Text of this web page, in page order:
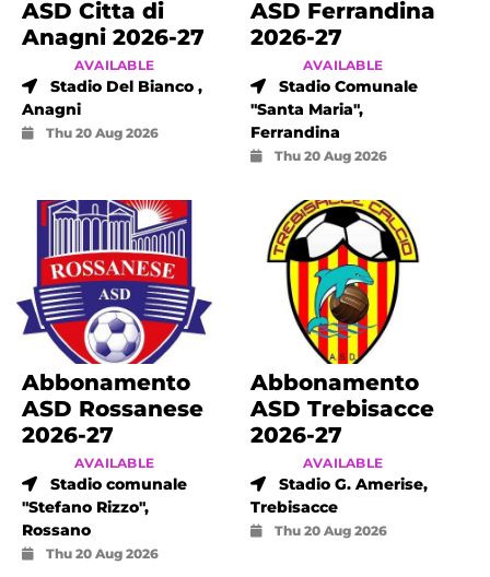
ASD Citta di
Anagni 2026-27
AVAILABLE
Stadio Del Bianco ,
Anagni
Thu 20 Aug 2026
ASD Ferrandina
2026-27
AVAILABLE
Stadio Comunale
"Santa Maria",
Ferrandina
Thu 20 Aug 2026
Abbonamento
ASD Rossanese
2026-27
AVAILABLE
Stadio comunale
"Stefano Rizzo",
Rossano
Thu 20 Aug 2026
Abbonamento
ASD Trebisacce
2026-27
AVAILABLE
Stadio G. Amerise,
Trebisacce
Thu 20 Aug 2026